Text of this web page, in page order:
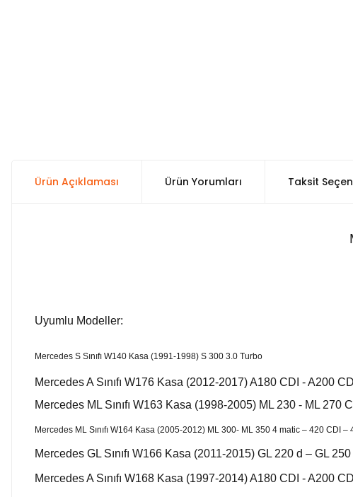
Ürün Açıklaması Ürün Yorumları Taksit
Uyumlu Modeller:
Mercedes S Sınıfı W140 Kasa (1991-1998) S 300 3.0 Turbo
Mercedes A Sınıfı W176 Kasa (2012-2017) A180 CDI - A200
Mercedes ML Sınıfı W163 Kasa (1998-2005) ML 230 - ML 270
Mercedes ML Sınıfı W164 Kasa (2005-2012) ML 300- ML 350 4 matic – 420 CDI –
Mercedes GL Sınıfı W166 Kasa (2011-2015) GL 220 d – GL
Mercedes A Sınıfı W168 Kasa (1997-2014) A180 CDI - A200